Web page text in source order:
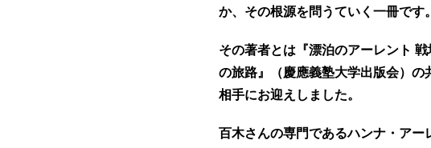
か、その根源を問うていく一冊です。
その著者とは『漂泊のアーレント
の旅路』（慶應義塾大学出版会）の
相手にお迎えしました。
百木さんの専門であるハンナ・ア